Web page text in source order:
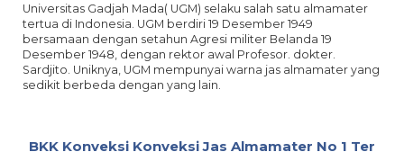
Universitas Gadjah Mada( UGM) selaku salah satu almamater
tertua di Indonesia. UGM berdiri 19 Desember 1949
bersamaan dengan setahun Agresi militer Belanda 19
Desember 1948, dengan rektor awal Profesor. dokter.
Sardjito. Uniknya, UGM mempunyai warna jas almamater yang
sedikit berbeda dengan yang lain.
BKK Konveksi Konveksi Jas Almamater No 1 Ter